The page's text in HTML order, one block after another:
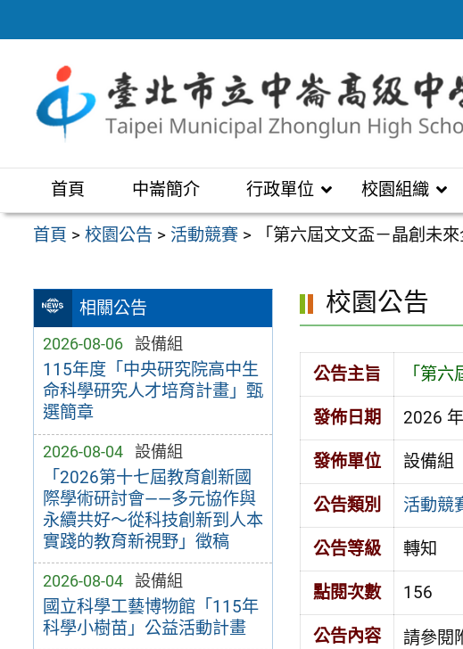
至
區
首頁 中崙簡介 行政單位 校園組織
首頁 >校園公告 > 活動競賽 > 「第六屆文文盃－晶創未
相關公告
2026-08-06 設備組
115年度「中央研究院高中生
命科學研究人才培育計畫」甄
選簡章
2026-08-04 設備組
「2026第十七屆教育創新國
際學術研討會——多元協作與
永續共好～從科技創新到人本
實踐的教育新視野」徵稿
2026-08-04 設備組
國立科學工藝博物館「115年
科學小樹苗」公益活動計畫
校園公告
公告主旨 「第
發佈日期 2026
發佈單位 設備組
公告類別 活動競
公告等級 轉知
點閱次數 156
公告內容 請參閱